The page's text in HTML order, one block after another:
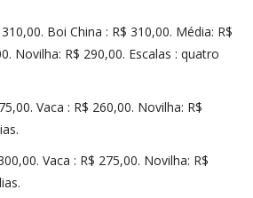
Boi China : R$ 310,00. Média: R$
Novilha: R$ 290,00. Escalas : quatro
Vaca : R$ 260,00. Novilha: R$
Vaca : R$ 275,00. Novilha: R$